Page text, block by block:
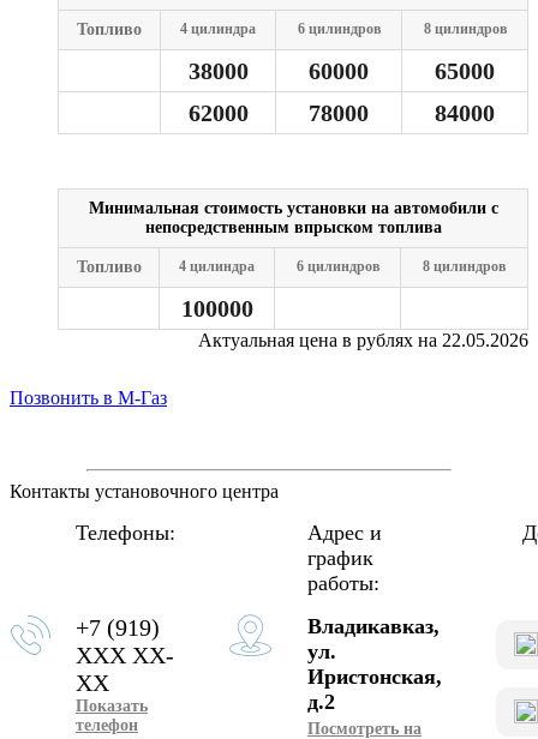
Почему Вы должны обратится к нам!?
Самая большая команда мастеров в городе 20 человек;
Гарантия самого аккуратного и качественного монтажа!
Сервисное обслуживание (широкий выбор запасных
комплектующих в наличии);
Крупнейший оптово-розничный магазин ГБО в
Лучшие финансовые предложения (наличный и б/
расчет, расчет по банковской карте, кредит и рассрочка).
Топливо 4 цилиндра 6 цилиндров 8 цилиндров
38000 60000
65000
62000
78000 84000
Минимальная стоимость установки на автомобили с
непосредственным впрыском топлива
Топливо 4 цилиндра 6 цилиндров 8 цилиндров
100000
Актуальная цена в рублях на 22.05.2026
Позвонить в М-Газ
Контакты установочного центра
Телефоны:
Адрес и
график
работы:
+7 (919)
XXX XX-
XX
Показать
телефон
Владикавказ,
ул.
Иристонская,
д.2
Посмотреть на